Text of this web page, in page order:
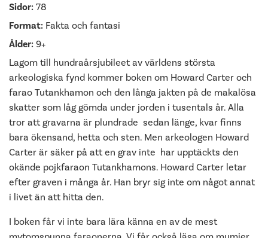
Sidor: 78
Format: Fakta och fantasi
Ålder: 9+
Lagom till hundraårsjubileet av världens största
arkeologiska fynd kommer boken om Howard Carter och
farao Tutankhamon och den långa jakten på de makalösa
skatter som låg gömda under jorden i tusentals år. Alla
tror att gravarna är plundrade sedan länge, kvar finns
bara ökensand, hetta och sten. Men arkeologen Howard
Carter är säker på att en grav inte har upptäckts den
okände pojkfaraon Tutankhamons. Howard Carter letar
efter graven i många år. Han bryr sig inte om något annat
i livet än att hitta den.
I boken får vi inte bara lära känna en av de mest